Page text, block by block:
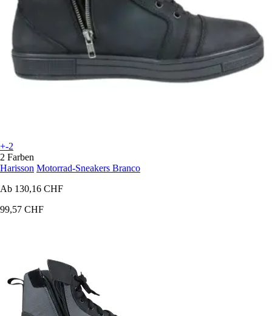
+-2
2 Farben
Harisson Motorrad-Sneakers Branco
Ab 130,16 CHF
99,57 CHF